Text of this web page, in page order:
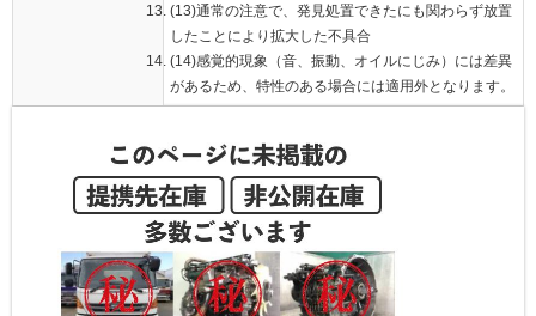
(13)通常の注意で、発見処置できたにも関わらず放置
したことにより拡大した不具合
(14)感覚的現象（音、振動、オイルにじみ）には差異
があるため、特性のある場合には適用外となります。